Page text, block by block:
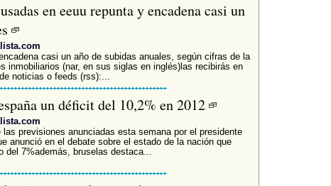
en eeuu repunta y encadena casi un
casi un año de subidas anuales, según cifras de la
inmobiliarios (nar, en sus siglas en inglés)las recibirás en
noticias o feeds (rss):...
un déficit del 10,2% en 2012
previsiones anunciadas esta semana por el presidente
anunció en el debate sobre el estado de la nación que
del 7%además, bruselas destaca...